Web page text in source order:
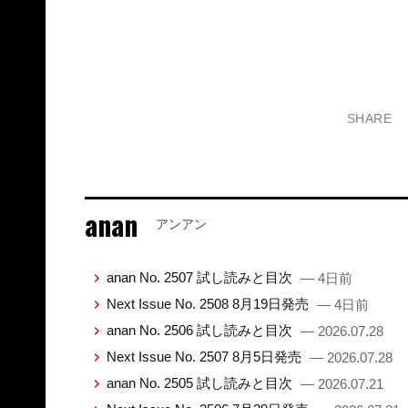
SHARE
anan アンアン
anan No. 2507 試し読みと目次 — 4日前
Next Issue No. 2508 8月19日発売 — 4日前
anan No. 2506 試し読みと目次 — 2026.07.28
Next Issue No. 2507 8月5日発売 — 2026.07.28
anan No. 2505 試し読みと目次 — 2026.07.21